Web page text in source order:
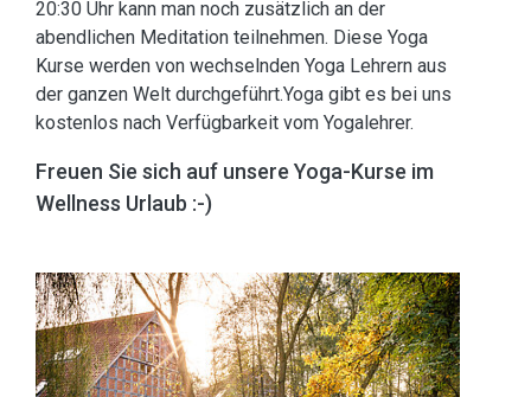
20:30 Uhr kann man noch zusätzlich an der
abendlichen Meditation teilnehmen. Diese Yoga
Kurse werden von wechselnden Yoga Lehrern aus
der ganzen Welt durchgeführt.Yoga gibt es bei uns
kostenlos nach Verfügbarkeit vom Yogalehrer.
Freuen Sie sich auf unsere Yoga-Kurse im
Wellness Urlaub :-)